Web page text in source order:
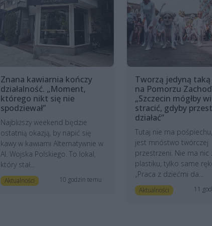
Znana kawiarnia kończy
działalność. „Moment,
którego nikt się nie
spodziewał”
Najbliższy weekend będzie
ostatnią okazją, by napić się
kawy w kawiarni Alternatywnie w
Al. Wojska Polskiego. To lokal,
który stał...
Aktualności 10 godzin temu
Tworzą jedyną
na Pomorzu
„Szczecin mógłby
stracić, gdyby
działać”
Tutaj nie ma
jest mnóstwo twórczej
przestrzeni. Nie ma nic
plastiku, tylko same
„Praca z dziećmi da...
Aktualności 11